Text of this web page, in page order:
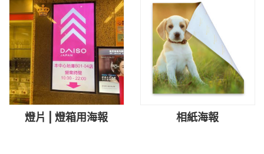
燈片 | 燈箱用海報 相紙海報